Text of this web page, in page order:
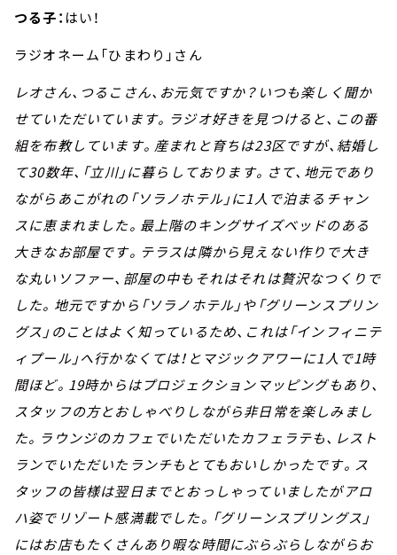
つる子： はい！
ラジオネーム「ひまわり」さん
レオさん、つるこさん、お元気ですか？いつも楽しく聞か
せていただいています。ラジオ好きを見つけると、この番
組を布教しています。産まれと育ちは23区ですが、結婚し
て30数年、「立川」に暮らしております。さて、地元であり
ながらあこがれの「ソラノホテル」に1人で泊まるチャン
スに恵まれました。最上階のキングサイズベッドのある
大きなお部屋です。テラスは隣から見えない作りで大き
な丸いソファー、部屋の中もそれはそれは贅沢なつくりで
した。地元ですから「ソラノホテル」や「グリーンスプリン
グス」のことはよく知っているため、これは「インフィニテ
ィプール」へ行かなくては！とマジックアワーに1人で1時
間ほど。19時からはプロジェクションマッピングもあり、
スタッフの方とおしゃべりしながら非日常を楽しみまし
た。ラウンジのカフェでいただいたカフェラテも、レスト
ランでいただいたランチもとてもおいしかったです。ス
タッフの皆様は翌日までとおっしゃっていましたがアロ
ハ姿でリゾート感満載でした。「グリーンスプリングス」
にはお店もたくさんあり暇な時間にぶらぶらしながらお